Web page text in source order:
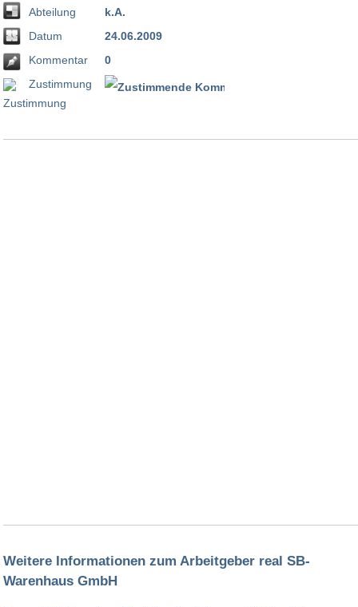
Abteilung
Datum
Kommentar
Zustimmung
k.A.
24.06.2009
0
Weitere Informationen zum Arbeitgeber real SB-
Warenhaus GmbH